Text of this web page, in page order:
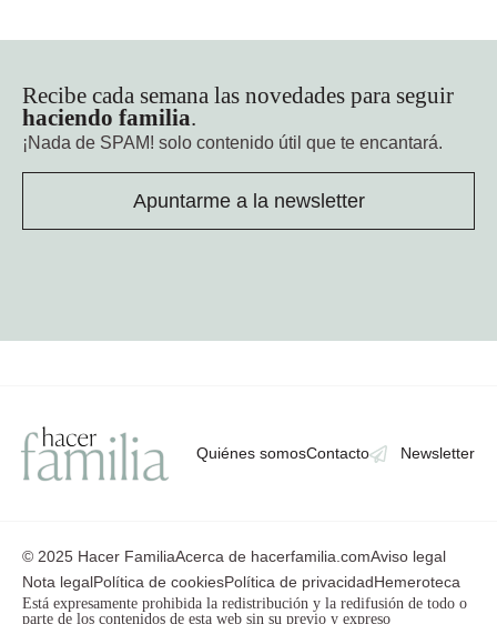
Recibe cada semana las novedades para seguir
haciendo familia.
¡Nada de SPAM! solo contenido útil que te encantará.
Apuntarme a la newsletter
Quiénes somosContacto Newsletter
© 2025 Hacer FamiliaAcerca de hacerfamilia.comAviso legal
Nota legalPolítica de cookiesPolítica de privacidadHemeroteca
Está expresamente prohibida la redistribución y la redifusión de todo o
parte de los contenidos de esta web sin su previo y expreso